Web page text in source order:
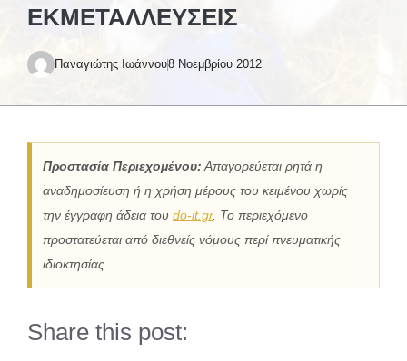
ΕΚΜΕΤΑΛΛΕΎΣΕΙΣ
Παναγιώτης Ιωάννου8 Νοεμβρίου 2012
Προστασία Περιεχομένου: Απαγορεύεται ρητά η
αναδημοσίευση ή η χρήση μέρους του κειμένου χωρίς
την έγγραφη άδεια του do-it.gr. Το περιεχόμενο
προστατεύεται από διεθνείς νόμους περί πνευματικής
ιδιοκτησίας.
Share this post: